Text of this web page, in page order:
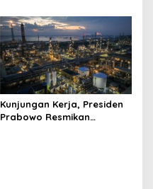
Kunjungan Kerja, Presiden
Prabowo Resmikan